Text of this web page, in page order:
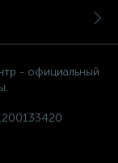
- официальный